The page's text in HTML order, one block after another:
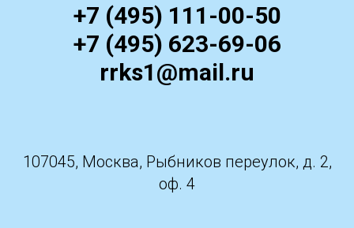
+7 (495) 111-00-50
+7 (495) 623-69-06
rrks1@mail.ru
107045, Москва, Рыбников переулок, д. 2,
оф. 4